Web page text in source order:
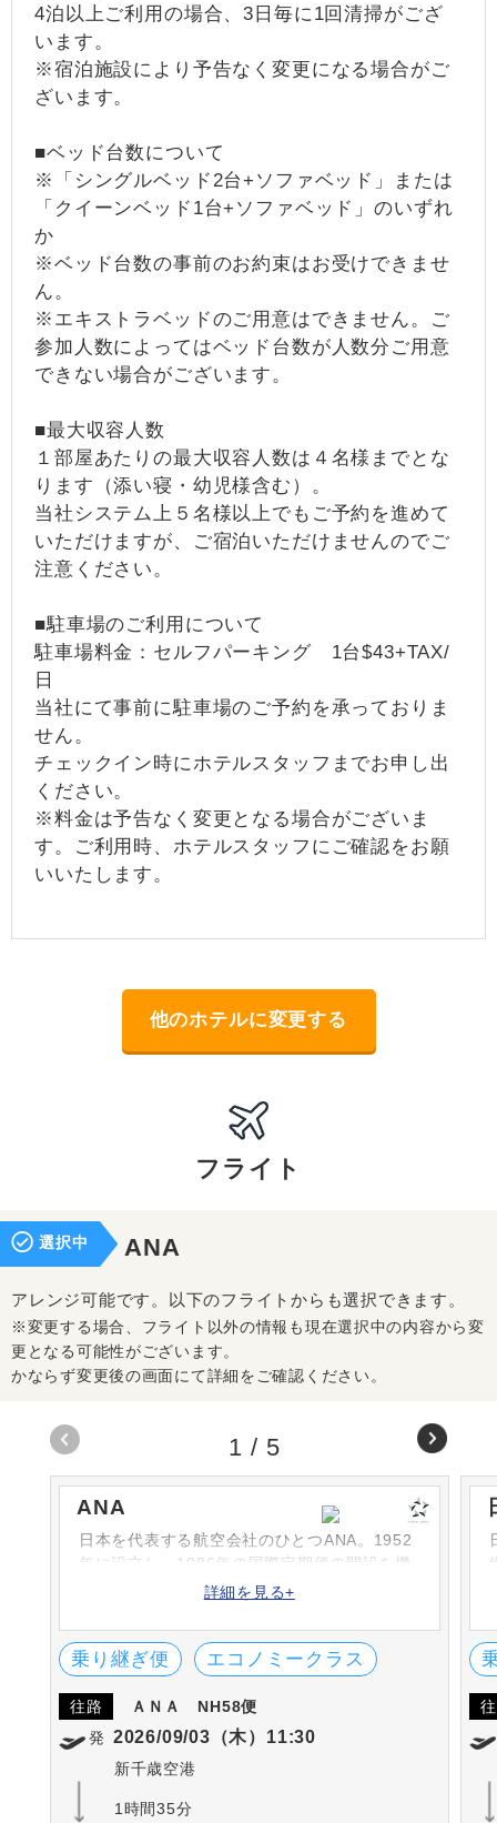
4泊以上ご利用の場合、3日毎に1回清掃がござ
います。
※宿泊施設により予告なく変更になる場合がご
ざいます。
■ベッド台数について
※「シングルベッド2台+ソファベッド」または
「クイーンベッド1台+ソファベッド」のいずれ
か
※ベッド台数の事前のお約束はお受けできませ
ん。
※エキストラベッドのご用意はできません。ご
参加人数によってはベッド台数が人数分ご用意
できない場合がございます。
■最大収容人数
１部屋あたりの最大収容人数は４名様までとな
ります（添い寝・幼児様含む）。
当社システム上５名様以上でもご予約を進めて
いただけますが、ご宿泊いただけませんのでご
注意ください。
■駐車場のご利用について
駐車場料金：セルフパーキング 1台$43+TAX/
日
当社にて事前に駐車場のご予約を承っておりま
せん。
チェックイン時にホテルスタッフまでお申し出
ください。
※料金は予告なく変更となる場合がございま
す。ご利用時、ホテルスタッフにご確認をお願
いいたします。
他のホテルに変更する
フライト
選択中 ANA
アレンジ可能です。以下のフライトからも選択できます。
※変更する場合、フライト以外の情報も現在選択中の内容から変
更となる可能性がございます。
かならず変更後の画面にて詳細をご確認ください。
ANA
日本を代表する航空会社のひとつANA。1952
年に設立し、1986年の国際定期便の開設を機
に次々と路線を増やしています。シートや機
SKYTRAX社における「ワールド・エアライ
ン・スター・レーディング」の5-STARに何度
も選出されています。
詳細を見る+
乗り継ぎ便 エコノミークラス
往路 ＡＮＡ
NH58便
発 2026/09/03（木）11:30
新千歳空港
1時間35分
1 / 5